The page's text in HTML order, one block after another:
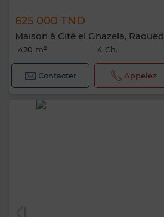
625 000 TND
Maison à Cité el Ghazela, Raoued
420 m² 4 Ch.
Contacter Appelez